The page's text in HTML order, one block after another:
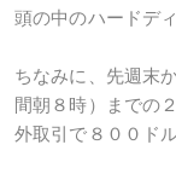
頭の中のハードデ
ちなみに、先週末
間朝８時）までの
外取引で８００ド